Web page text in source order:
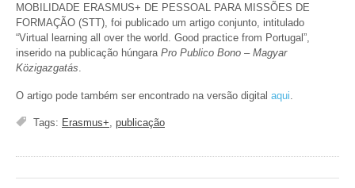
MOBILIDADE ERASMUS+ DE PESSOAL PARA MISSÕES DE
FORMAÇÃO (STT), foi publicado um artigo conjunto, intitulado
“Virtual learning all over the world. Good practice from Portugal”,
inserido na publicação húngara Pro Publico Bono – Magyar
Közigazgatás.
O artigo pode também ser encontrado na versão digital aqui
Tags: Erasmus+, publicação